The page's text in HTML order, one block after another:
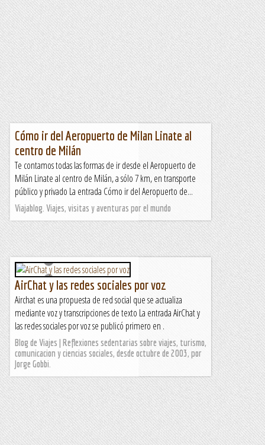
Cómo ir del Aeropuerto de Milan Linate al
centro de Milán
Te contamos todas las formas de ir desde el Aeropuerto de
Milán Linate al centro de Milán, a sólo 7 km, en transporte
público y privado La entrada Cómo ir del Aeropuerto de...
Viajablog. Viajes, visitas y aventuras por el mundo
AirChat y las redes sociales por voz
Airchat es una propuesta de red social que se actualiza
mediante voz y transcripciones de texto La entrada AirChat y
las redes sociales por voz se publicó primero en .
Blog de Viajes | Reflexiones sedentarias sobre viajes, turismo,
comunicacion y ciencias sociales, desde octubre de 2003, por
Jorge Gobbi.